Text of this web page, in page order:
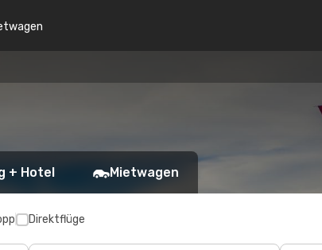
+ Hotel Mietwagen
Direktflüge